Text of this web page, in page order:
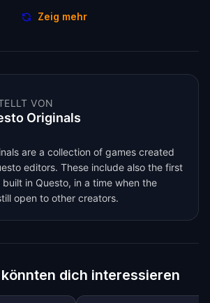
Zeig mehr
VON
Originals
are a collection of games created
editors. These include also the first
in Questo, in a time when the
open to other creators.
dich interessieren